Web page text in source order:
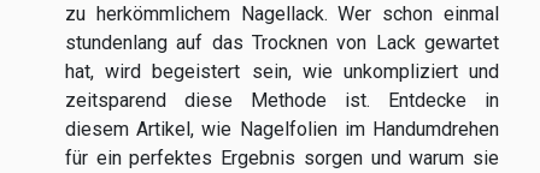
zu herkömmlichem Nagellack. Wer schon einmal
stundenlang auf das Trocknen von Lack gewartet
hat, wird begeistert sein, wie unkompliziert und
zeitsparend diese Methode ist. Entdecke in
diesem Artikel, wie Nagelfolien im Handumdrehen
für ein perfektes Ergebnis sorgen und warum sie